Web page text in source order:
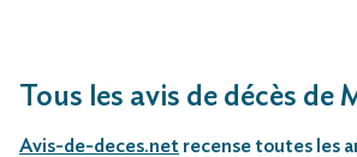
Tous les avis de décès de
Avis-de-deces.net recense toutes les